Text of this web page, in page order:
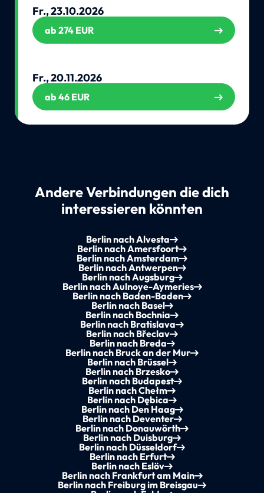
Fr., 23.10.2026
ab 274 EUR
Fr., 20.11.2026
ab 46 EUR
Andere Verbindungen die dich
interessieren könnten
Berlin nach Alvesta
Berlin nach Amersfoort
Berlin nach Amsterdam
Berlin nach Antwerpen
Berlin nach Augsburg
Berlin nach Aulnoye-Aymeries
Berlin nach Baden-Baden
Berlin nach Basel
Berlin nach Bochnia
Berlin nach Bratislava
Berlin nach Břeclav
Berlin nach Breda
Berlin nach Bruck an der Mur
Berlin nach Brüssel
Berlin nach Brzesko
Berlin nach Budapest
Berlin nach Chełm
Berlin nach Dębica
Berlin nach Den Haag
Berlin nach Deventer
Berlin nach Donauwörth
Berlin nach Duisburg
Berlin nach Düsseldorf
Berlin nach Erfurt
Berlin nach Eslöv
Berlin nach Frankfurt am Main
Berlin nach Freiburg im Breisgau